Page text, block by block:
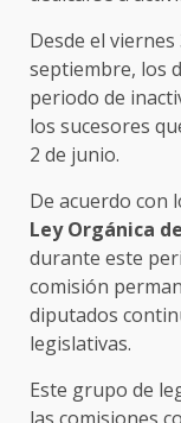
Desde el
septiembre, los
periodo de
los sucesores
2 de junio.
De acuerdo con
Ley Orgánica
durante este
comisión
diputados
legislativas.
Este grupo de